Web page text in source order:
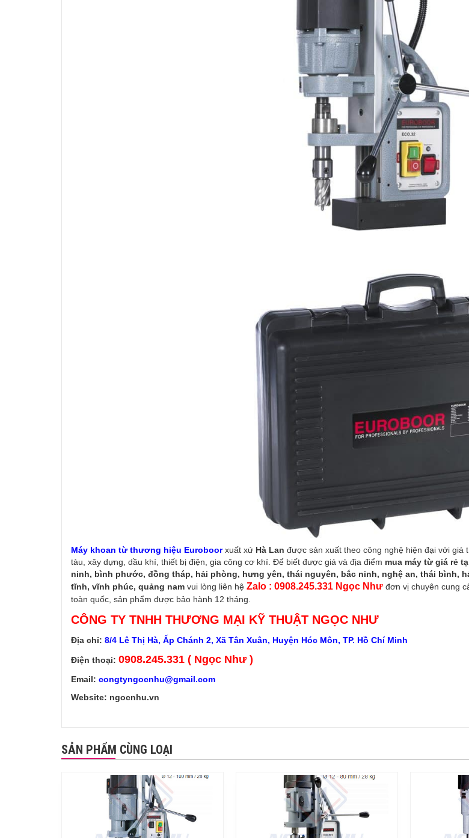
Máy khoan từ thương hiệu Euroboorxuất xứ Hà Lan được sản xuất theo công nghệ hiện đại với
tàu, xây dựng, dầu khí, thiết bị điện, gia công cơ khí. Để biết được giá và địa điểm mua máy từ giá rẻ
ninh, bình phước, đồng tháp, hải phòng, hưng yên, thái nguyên, bắc ninh, nghệ an, thái bình,
tĩnh, vĩnh phúc, quảng nam vui lòng liên hệ Zalo : 0908.245.331 Ngọc Như đơn vị chuyên cung
toàn quốc, sản phẩm được bảo hành 12 tháng.
CÔNG TY TNHH THƯƠNG MẠI KỸ THUẬT NGỌC NHƯ
Địa chỉ: 8/4 Lê Thị Hà, Ấp Chánh 2, Xã Tân Xuân, Huyện Hóc Môn, TP. Hồ Chí Minh
Điện thoại: 0908.245.331 ( Ngọc Như )
Email: congtyngocnhu@gmail.com
Website: ngocnhu.vn
SẢN PHẨM CÙNG LOẠI